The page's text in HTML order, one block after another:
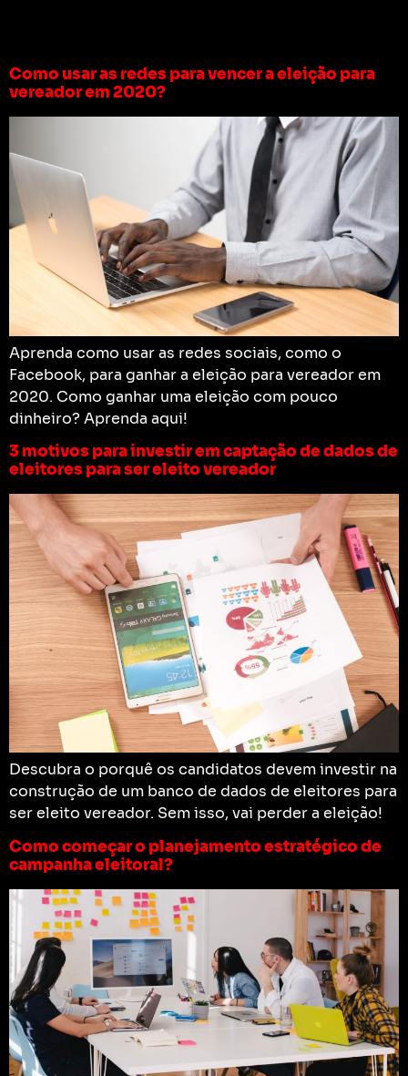
Como usar as redes para vencer a eleição para
vereador em 2020?
Aprenda como usar as redes sociais, como o
Facebook, para ganhar a eleição para vereador em
2020. Como ganhar uma eleição com pouco
dinheiro? Aprenda aqui!
3 motivos para investir em captação de dados de
eleitores para ser eleito vereador
Descubra o porquê os candidatos devem investir na
construção de um banco de dados de eleitores para
ser eleito vereador. Sem isso, vai perder a eleição!
Como começar o planejamento estratégico de
campanha eleitoral?